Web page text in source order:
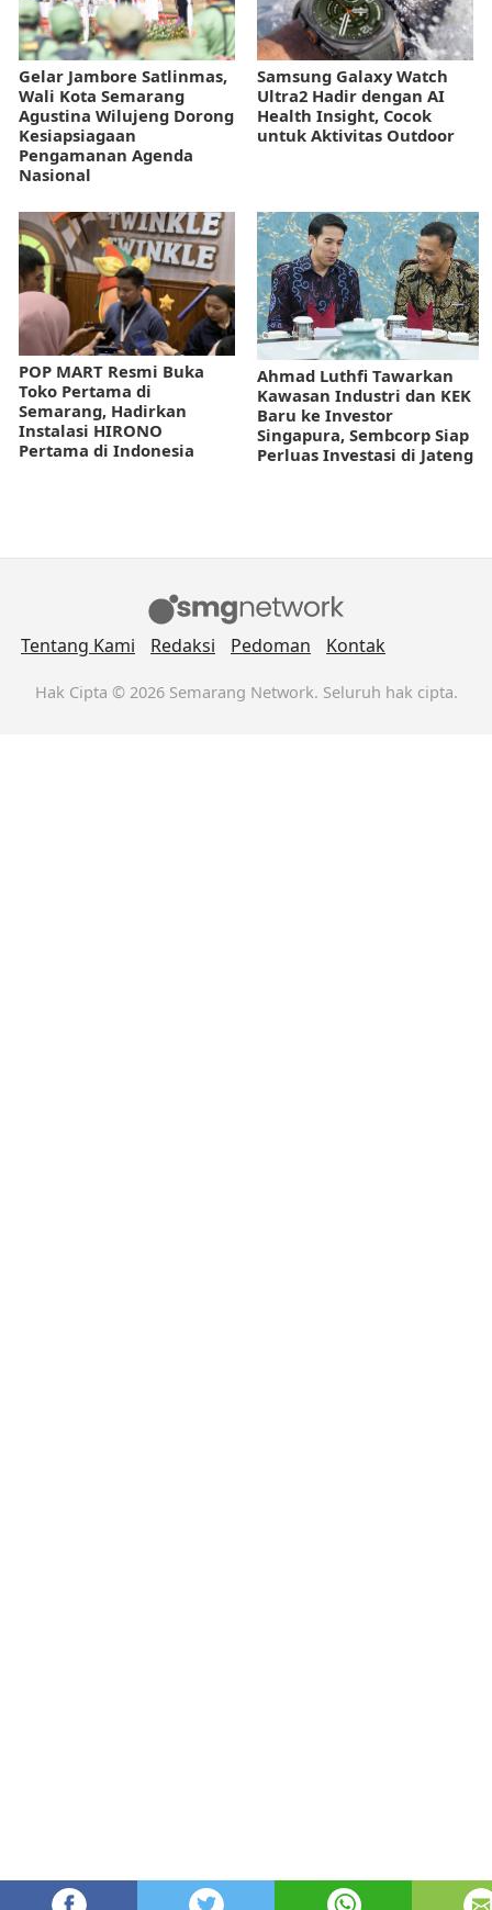
Gelar Jambore Satlinmas,
Wali Kota Semarang
Agustina Wilujeng Dorong
Kesiapsiagaan
Pengamanan Agenda
Nasional
Samsung Galaxy Watch
Ultra2 Hadir dengan AI
Health Insight, Cocok
untuk Aktivitas Outdoor
POP MART Resmi Buka
Toko Pertama di
Semarang, Hadirkan
Instalasi HIRONO
Pertama di Indonesia
Ahmad Luthfi Tawarkan
Kawasan Industri dan KEK
Baru ke Investor
Singapura, Sembcorp Siap
Perluas Investasi di Jateng
Tentang Kami Redaksi Pedoman Kontak
Hak Cipta © 2026 Semarang Network. Seluruh hak cipta.